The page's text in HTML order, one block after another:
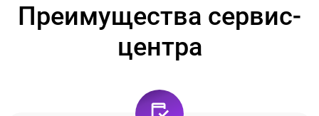
Преимущества сервис-
центра